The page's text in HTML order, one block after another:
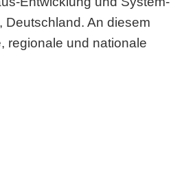
Deutschland. An diesem
regionale und nationale